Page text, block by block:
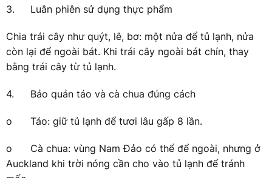
3. Luân phiên sử dụng thực phẩm
Chia trái cây như quýt, lê, bơ: một nửa để tủ lạnh, nửa
còn lại để ngoài bát. Khi trái cây ngoài bát chín, thay
bằng trái cây từ tủ lạnh.
4. Bảo quản táo và cà chua đúng cách
o Táo: giữ tủ lạnh để tươi lâu gấp 8 lần.
o
Cà chua: vùng Nam Đảo có thể để ngoài, nhưng ở
Auckland khi trời nóng cần cho vào tủ lạnh để tránh